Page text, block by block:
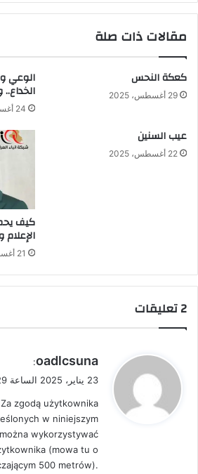
مقالات ذات صلة
كعكة النحس
29 أغسطس، 2025
الوعي
الخداع..
24 أغسطس، 2025
عيب السنين
22 أغسطس، 2025
كيف
الإعلام
21 أغسطس، 2025
‫2 تعليقات
ي
ق
ل
oadlcsuna
:
23 يناير، 2025 الساعة 5:29 م
zgodą użytkownika
w niniejszym
wykorzystywać
(mowa tu o
500 metrów).